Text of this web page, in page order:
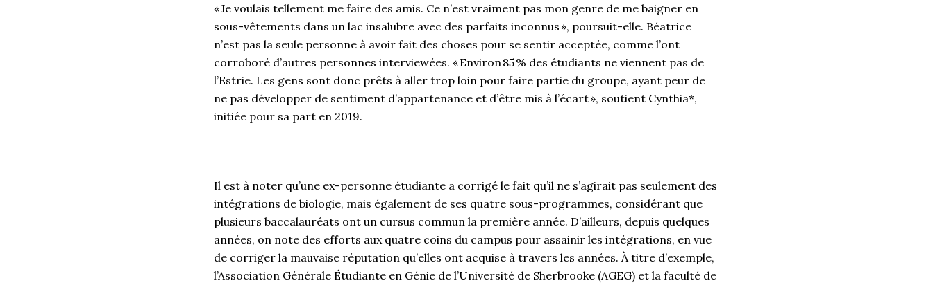
« Je voulais tellement me faire des amis. Ce n’est vraiment pas mon genre de me baigner en
sous-vêtements dans un lac insalubre avec des parfaits inconnus », poursuit-elle. Béatrice
n’est pas la seule personne à avoir fait des choses pour se sentir acceptée, comme l’ont
corroboré d’autres personnes interviewées. « Environ 85 % des étudiants ne viennent pas de
l’Estrie. Les gens sont donc prêts à aller trop loin pour faire partie du groupe, ayant peur de
ne pas développer de sentiment d’appartenance et d’être mis à l’écart », soutient Cynthia*,
initiée pour sa part en 2019.
Il est à noter qu’une ex-personne étudiante a corrigé le fait qu’il ne s’agirait pas seulement des
intégrations de biologie, mais également de ses quatre sous-programmes, considérant que
plusieurs baccalauréats ont un cursus commun la première année. D’ailleurs, depuis quelques
années, on note des efforts aux quatre coins du campus pour assainir les intégrations, en vue
de corriger la mauvaise réputation qu’elles ont acquise à travers les années. À titre d’exemple,
l’Association Générale Étudiante en Génie de l’Université de Sherbrooke (AGEG) et la faculté de